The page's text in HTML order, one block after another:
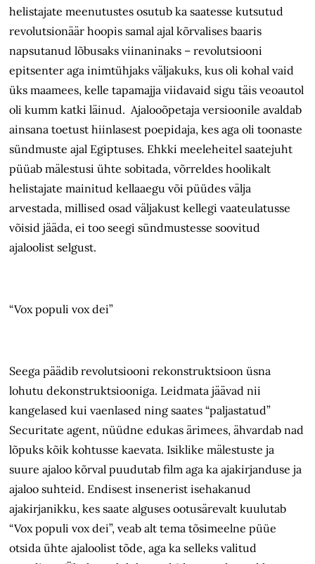
helistajate meenutustes osutub ka saatesse kutsutud
revolutsionäär hoopis samal ajal kõrvalises baaris
napsutanud lõbusaks viinaninaks – revolutsiooni
epitsenter aga inimtühjaks väljakuks, kus oli kohal vaid
üks maamees, kelle tapamajja viidavaid sigu täis veoautol
oli kumm katki läinud. Ajalooõpetaja versioonile avaldab
ainsana toetust hiinlasest poepidaja, kes aga oli toonaste
sündmuste ajal Egiptuses. Ehkki meeleheitel saatejuht
püüab mälestusi ühte sobitada, võrreldes hoolikalt
helistajate mainitud kellaaegu või püüdes välja
arvestada, millised osad väljakust kellegi vaateulatusse
võisid jääda, ei too seegi sündmustesse soovitud
ajaloolist selgust.
“Vox populi vox dei”
Seega päädib revolutsiooni rekonstruktsioon üsna
lohutu dekonstruktsiooniga. Leidmata jäävad nii
kangelased kui vaenlased ning saates “paljastatud”
Securitate agent, nüüdne edukas ärimees, ähvardab nad
lõpuks kõik kohtusse kaevata. Isiklike mälestuste ja
suure ajaloo kõrval puudutab film aga ka ajakirjanduse ja
ajaloo suhteid. Endisest insenerist isehakanud
ajakirjanikku, kes saate alguses ootusärevalt kuulutab
“Vox populi vox dei”, veab alt tema tõsimeelne püüe
otsida ühte ajaloolist tõde, aga ka selleks valitud